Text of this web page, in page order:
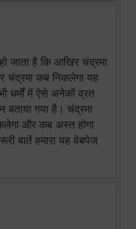
जाता है कि आखिर चंद्रमा
चंद्रमा कब निकलेगा यह
धर्मों में ऐसे अनेकों व्रत
बताया गया है। चंद्रमा
और कब अस्त होगा
बातें हमारा यह वेबपेज